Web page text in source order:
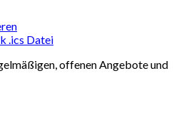
.ics Datei
offenen Angebote und